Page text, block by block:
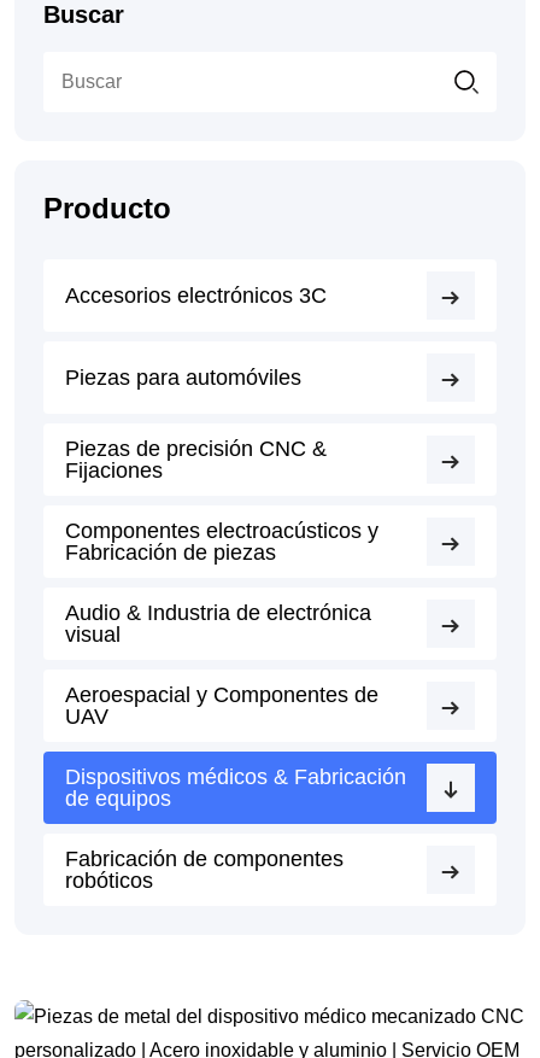
Buscar
Producto
Accesorios electrónicos 3C
Piezas para automóviles
Piezas de precisión CNC &
Fijaciones
Componentes electroacústicos y
Fabricación de piezas
Audio & Industria de electrónica
visual
Aeroespacial y Componentes de
UAV
Dispositivos médicos & Fabricación
de equipos
Fabricación de componentes
robóticos